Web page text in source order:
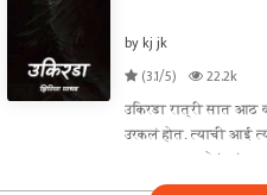
by kj jk
(3.1/5)
22.2k
उकिरडा रात्री सात
उरकलं होत. त्याची आई
बाप गावाच्या थोडं लांब
सोबत तीन एकराची